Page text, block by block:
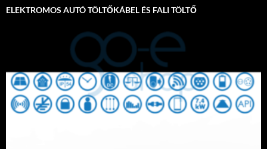
ELEKTROMOS AUTÓ TÖLTŐKÁBEL ÉS FALI TÖLTŐ